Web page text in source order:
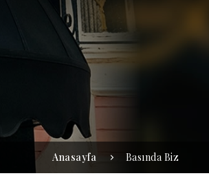
Anasayfa Basında Biz